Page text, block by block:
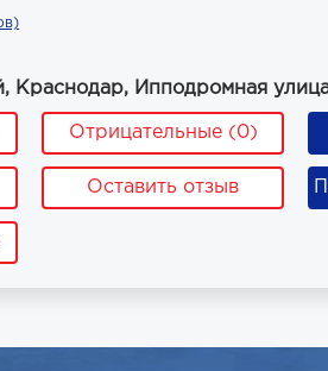
Краснодар, Ипподромная
Отрицательные (0)
Оставить отзыв